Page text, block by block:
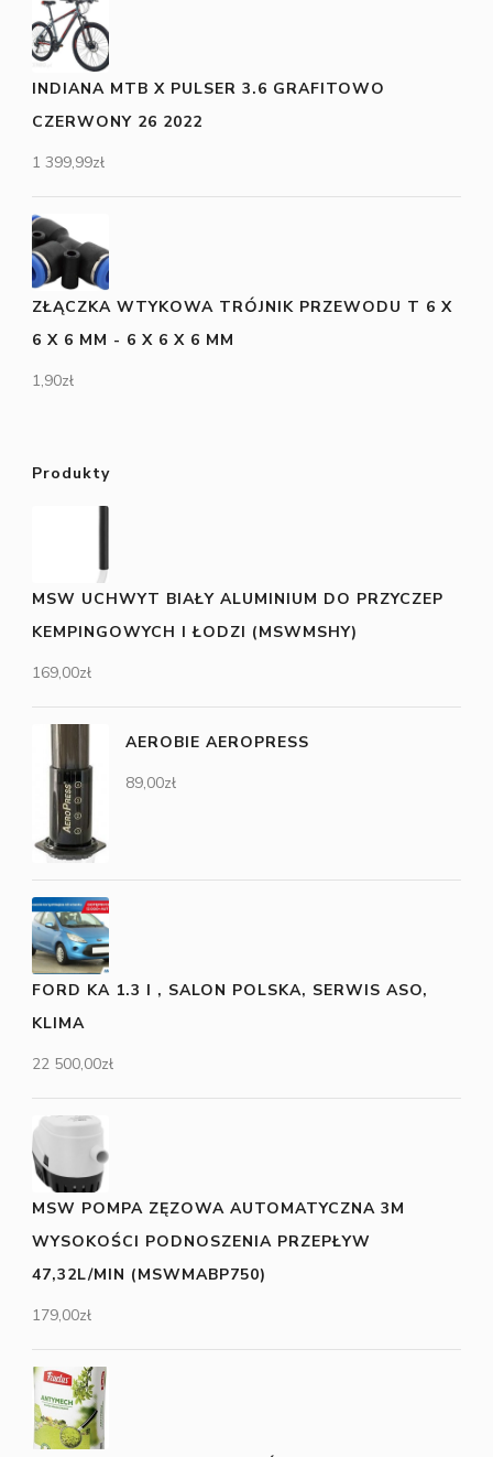
INDIANA MTB X PULSER 3.6 GRAFITOWO
CZERWONY 26 2022
1 399,99zł
ZŁĄCZKA WTYKOWA TRÓJNIK PRZEWODU T 6 X
6 X 6 MM - 6 X 6 X 6 MM
1,90zł
Produkty
MSW UCHWYT BIAŁY ALUMINIUM DO PRZYCZEP
KEMPINGOWYCH I ŁODZI (MSWMSHY)
169,00zł
AEROBIE AEROPRESS
89,00zł
FORD KA 1.3 I , SALON POLSKA, SERWIS ASO,
KLIMA
22 500,00zł
MSW POMPA ZĘZOWA AUTOMATYCZNA 3M
WYSOKOŚCI PODNOSZENIA PRZEPŁYW
47,32L/MIN (MSWMABP750)
179,00zł